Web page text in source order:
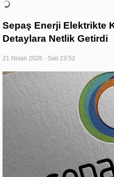
Sepaş Enerji Elektrikte
Detaylara Netlik Getirdi
21 Nisan 2026 - Salı 23:52